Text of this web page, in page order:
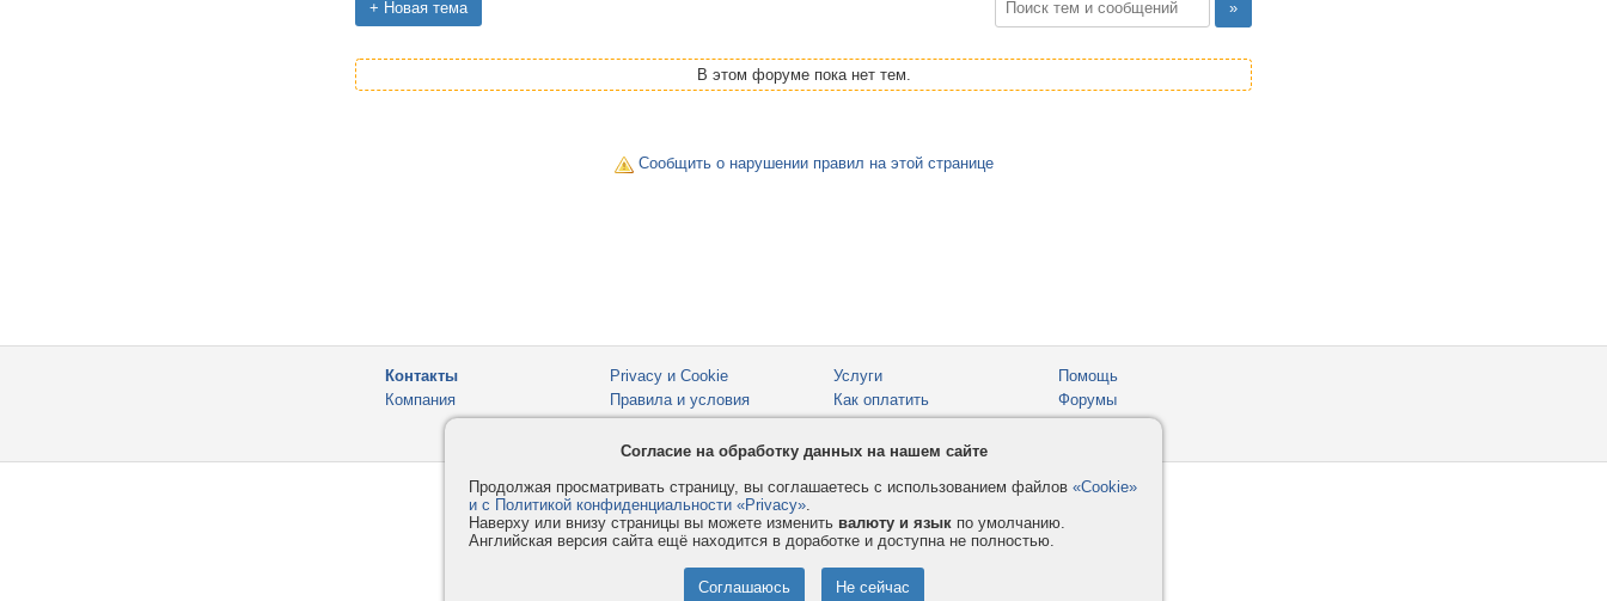
В этом форуме пока нет тем.
Сообщить о нарушении правил на этой странице
Контакты
Компания
Privacy и Cookie
Правила и условия
Услуги
Как оплатить
Помощь
Форумы
Согласие на обработку данных на нашем сайте
Продолжая просматривать страницу, вы соглашаетесь с использованием файлов «Cookie»
и с Политикой конфиденциальности «Privacy».
Наверху или внизу страницы вы можете изменить валюту и язык по умолчанию.
Английская версия сайта ещё находится в доработке и доступна не полностью.